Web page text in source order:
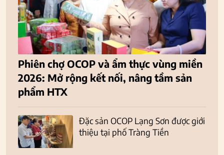
Phiên chợ OCOP và ẩm thực vùng miền
2026: Mở rộng kết nối, nâng tầm sản
phẩm HTX
Đặc sản OCOP Lạng Sơn được giới
thiệu tại phố Tràng Tiền